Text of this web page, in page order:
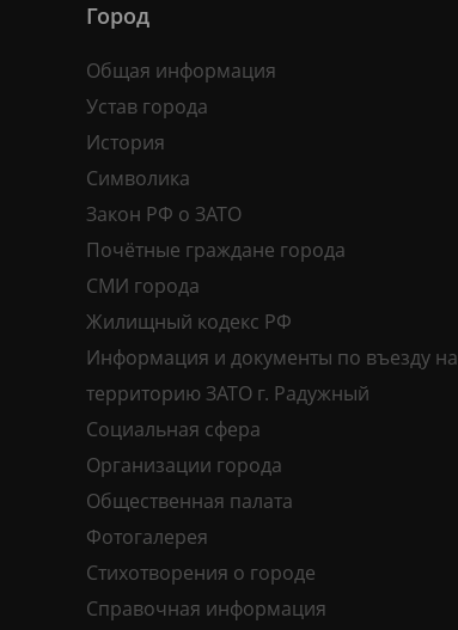
Город
Общая информация
Устав города
История
Символика
Закон РФ о ЗАТО
Почётные граждане города
СМИ города
Жилищный кодекс РФ
Информация и документы по въезду на
территорию ЗАТО г. Радужный
Социальная сфера
Организации города
Общественная палата
Фотогалерея
Стихотворения о городе
Справочная информация